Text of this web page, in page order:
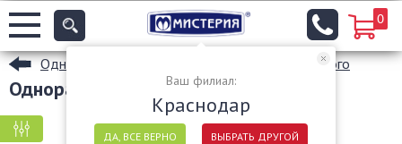
Ваш филиал:
Краснодар
ДА, ВСЕ ВЕРНО ВЫБРАТЬ ДРУГОЙ
0
Одноразовые бокалы и фужеры для шампанского
Одноразовые фужеры